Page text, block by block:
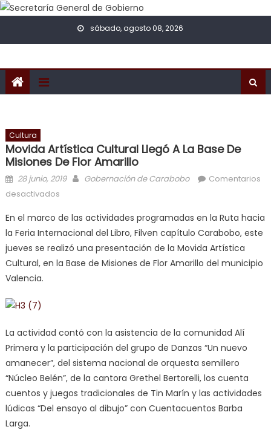
Skip to content
sábado, agosto 08, 2026
Cultura
Movida Artística Cultural Llegó A La Base De
Misiones De Flor Amarillo
Posted on
28 junio, 2019 Author
Gobernación de Carabobo
Comentarios
desactivados
En el marco de las actividades programadas en la Ruta hacia
la Feria Internacional del Libro, Filven capítulo Carabobo, este
jueves se realizó una presentación de la Movida Artística
Cultural, en la Base de Misiones de Flor Amarillo del municipio
Valencia.
La actividad contó con la asistencia de la comunidad Alí
Primera y la participación del grupo de Danzas “Un nuevo
amanecer”, del sistema nacional de orquesta semillero
“Núcleo Belén”, de la cantora Grethel Bertorelli, los cuenta
cuentos y juegos tradicionales de Tin Marín y las actividades
lúdicas “Del ensayo al dibujo” con Cuentacuentos Barba
Larga.